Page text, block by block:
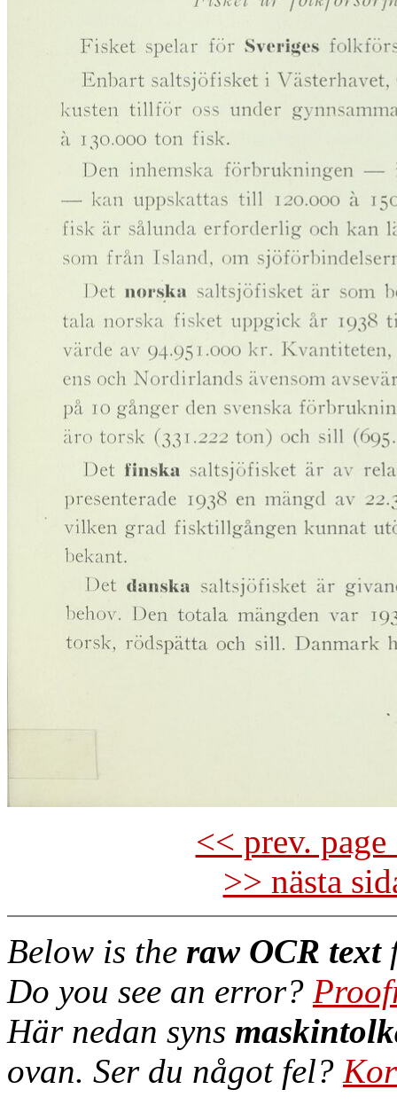
<< prev.
>> nästa
Below is the raw OCR text
Do you see an error?
Här nedan syns
ovan. Ser du något fel?